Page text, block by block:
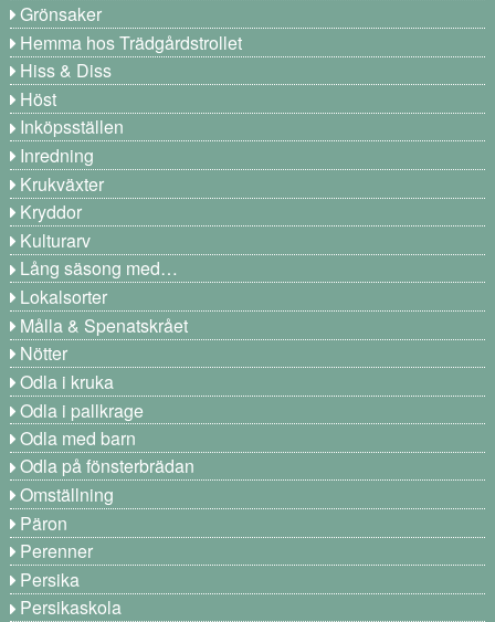
Grönsaker
Hemma hos Trädgårdstrollet
Hiss & Diss
Höst
Inköpsställen
Inredning
Krukväxter
Kryddor
Kulturarv
Lång säsong med…
Lokalsorter
Målla & Spenatskrået
Nötter
Odla i kruka
Odla i pallkrage
Odla med barn
Odla på fönsterbrädan
Omställning
Päron
Perenner
Persika
Persikaskola